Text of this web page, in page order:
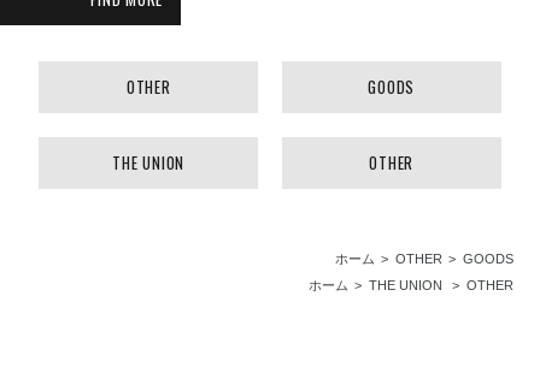
OTHER GOODS
THE UNION OTHER
ホーム OTHER
GOODS
ホーム
THE UNION OTHER